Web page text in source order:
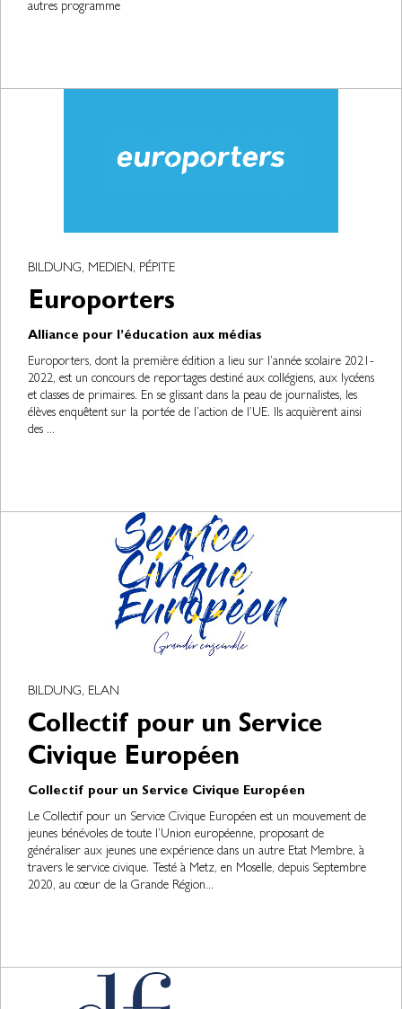
autres programme
BILDUNG, MEDIEN, PÉPITE
Europorters
Alliance pour l’éducation aux médias
Europorters, dont la première édition a lieu sur l’année scolaire 2021-
2022, est un concours de reportages destiné aux collégiens, aux lycéens
et classes de primaires. En se glissant dans la peau de journalistes, les
élèves enquêtent sur la portée de l’action de l’UE. Ils acquièrent ainsi
des ...
BILDUNG, ELAN
Collectif pour un Service
Civique Européen
Collectif pour un Service Civique Européen
Le Collectif pour un Service Civique Européen est un mouvement de
jeunes bénévoles de toute l’Union européenne, proposant de
généraliser aux jeunes une expérience dans un autre Etat Membre, à
travers le service civique. Testé à Metz, en Moselle, depuis Septembre
2020, au cœur de la Grande Région...